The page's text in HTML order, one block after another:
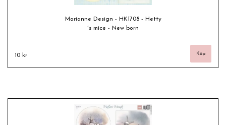
Marianne Design - HK1708 - Hetty
´s mice - New born
10 kr